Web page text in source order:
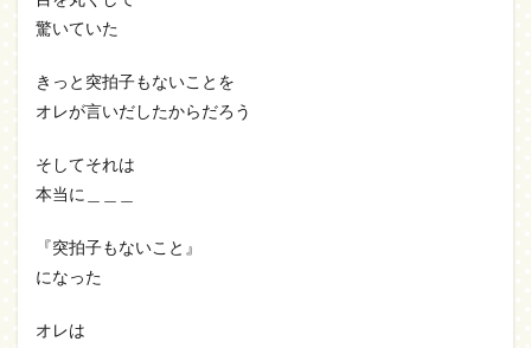
驚いていた
きっと突拍子もないことを
オレが言いだしたからだろう
そしてそれは
本当に＿＿＿
『突拍子もないこと』
になった
オレは